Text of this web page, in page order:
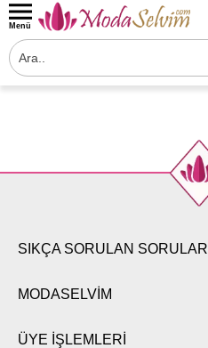
Menü
SIKÇA SORULAN SORULAR
MODASELVİM
ÜYE İŞLEMLERİ